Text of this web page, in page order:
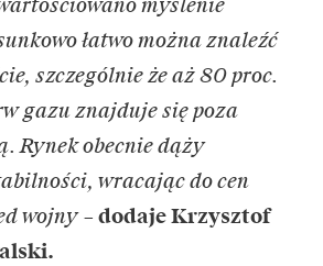
myślenie
łatwo można znaleźć
szczególnie że aż 80 proc.
gazu znajduje się poza
Rynek obecnie dąży
wracając do cen
wojny– dodaje Krzysztof